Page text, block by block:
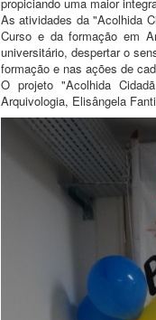
As atividades da "Acolhida
Curso e da formação em
universitário, despertar o
formação e nas ações de
O projeto "Acolhida
Arquivologia, Elisângela